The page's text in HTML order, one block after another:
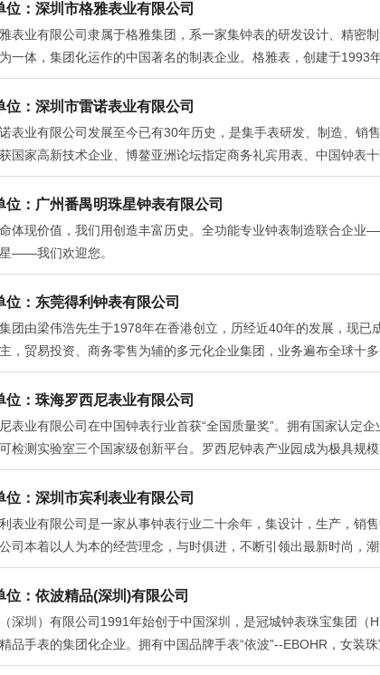
位：深圳市格雅表业有限公司
表业有限公司隶属于格雅集团，系一家集钟表的研发设计、精密
一体，集团化运作的中国著名的制表企业。格雅表，创建于1993
持“诚信为本，艰苦奋斗；勇于开拓，用心服务”的发展理念；坚
“团结、儒雅、勤业、共荣”的企业风格，塑造极具人文情怀和国
位：深圳市雷诺表业有限公司
表业有限公司发展至今已有30年历史，是集手表研发、制造、销
国家高新技术企业、博鳌亚洲论坛指定商务礼宾用表、中国钟表
、广东省名牌产品、深圳市知名品牌、深圳老字号、宝安区区长
中国手表百年品牌”的愿景。
位：广州番禺明珠星钟表有限公司
体现价值，我们用创造丰富历史。全功能专业钟表制造联合
——我们欢迎您。
位：东莞得利钟表有限公司
团由梁伟浩先生于1978年在香港创立，历经近40年的发展，现已
，贸易投资、商务零售为辅的多元化企业集团，业务遍布全球十
还积极发展推广自主品牌SAGA世家表。
位：珠海罗西尼表业有限公司
表业有限公司在中国钟表行业首获“全国质量奖”。拥有国家认定
检测实验室三个国家级创新平台。罗西尼钟表产业园成为极具规
推广旅游示范区。
位：深圳市宾利表业有限公司
表业有限公司是一家从事钟表行业二十余年，集设计，生产，销
司本着以人为本的经营理念，与时俱进，不断引领出最新时尚，
管理方法及外销经营渠道，设计和开发不同材质的，不同品质，
位：依波精品(深圳)有限公司
深圳）有限公司1991年始创于中国深圳，是冠城钟表珠宝集团（
品手表的集团化企业。拥有中国品牌手表“依波”--EBOHR，女装珠
飞”--EC等多个腕表品牌。